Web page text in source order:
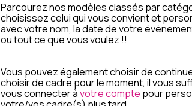
Parcourez nos modèles classés par
choisissez celui qui vous convient et
avec votre nom, la date de votre
ou tout ce que vous voulez !!
Vous pouvez également choisir de
choisir de cadre pour le moment, il vous
vous connecter àvotre compte pour